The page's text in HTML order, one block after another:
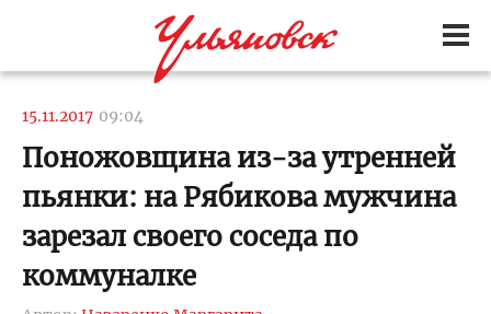
15.11.2017 09:04
Поножовщина из-за утренней
пьянки: на Рябикова мужчина
зарезал своего соседа по
коммуналке